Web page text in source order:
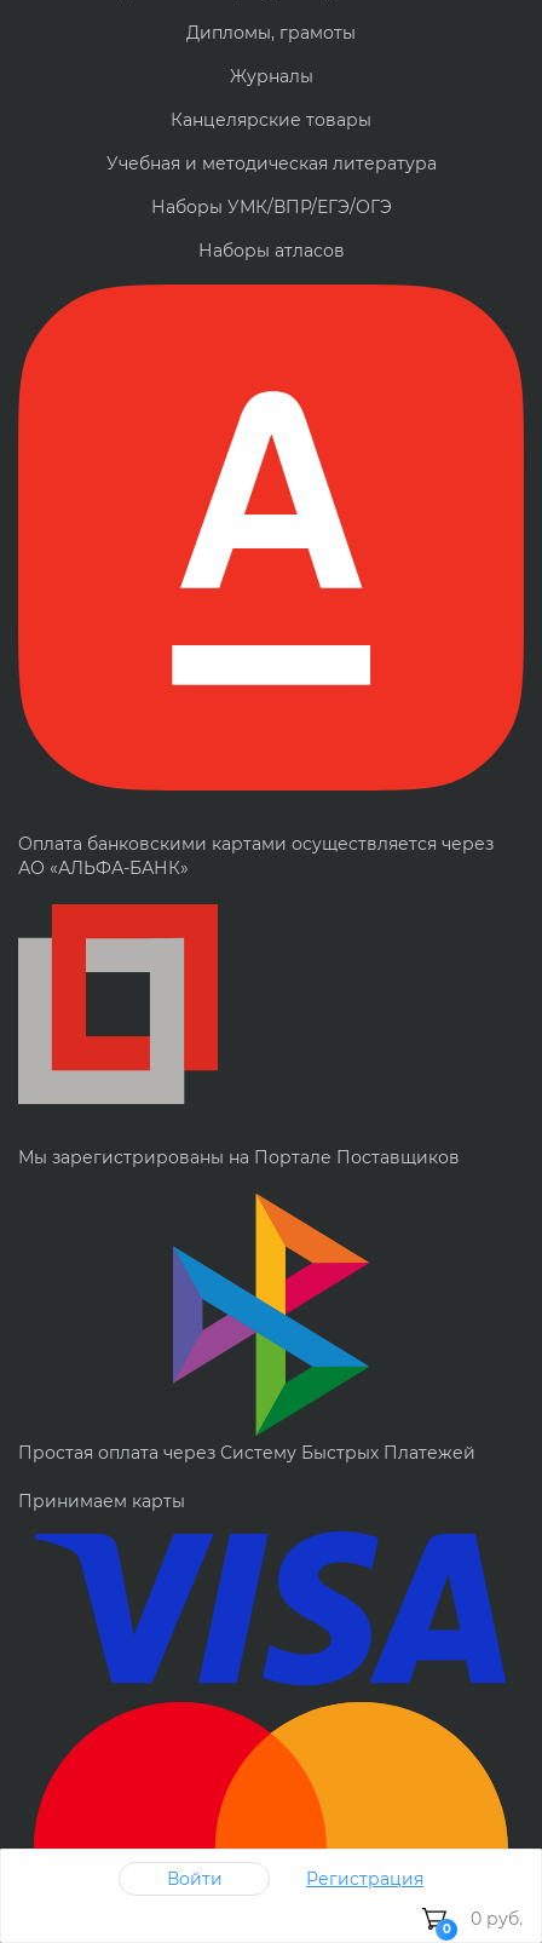
Дипломы, грамоты
Журналы
Канцелярские товары
Учебная и методическая литература
Наборы УМК/ВПР/ЕГЭ/ОГЭ
Наборы атласов
Оплата банковскими картами осуществляется через
АО «АЛЬФА-БАНК»
Мы зарегистрированы на Портале Поставщиков
Простая оплата через Систему Быстрых Платежей
Принимаем карты
Войти Регистрация
0 0 руб.